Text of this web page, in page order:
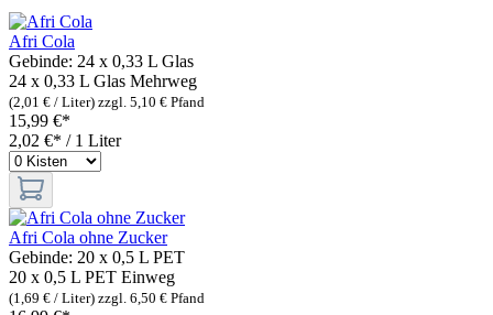
Afri Cola
Gebinde: 24 x 0,33 L Glas
24 x 0,33 L Glas Mehrweg
(2,01 € / Liter) zzgl. 5,10 € Pfand
15,99 €*
2,02 €* / 1 Liter
Afri Cola ohne Zucker
Gebinde: 20 x 0,5 L PET
20 x 0,5 L PET Einweg
(1,69 € / Liter) zzgl. 6,50 € Pfand